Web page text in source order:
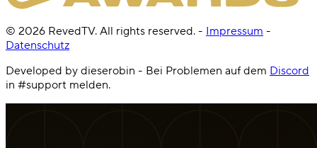
© 2026 RevedTV. All rights reserved. - Impressum -
Datenschutz
Developed by dieserobin - Bei Problemen auf dem Discord
in #support melden.